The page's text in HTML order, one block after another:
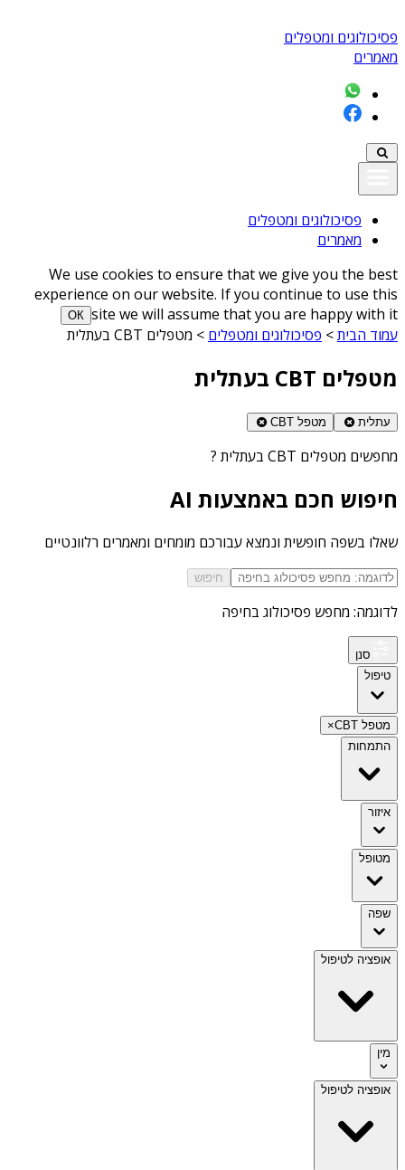
פסיכולוגים ומטפלים
מאמרים
פסיכולוגים ומטפלים
מאמרים
We use cookies to ensure that we give you the best
experience on our website. If you continue to use this
site we will assume that you are happy with it
ОК
עמוד הבית> פסיכולוגים ומטפלים > מטפלים CBT בעתלית
מטפלים CBT בעתלית
עתלית מטפל CBT
מחפשים מטפלים CBT בעתלית ?
חיפוש חכם באמצעות AI
שאלו בשפה חופשית ונמצא עבורכם מומחים ומאמרים רלוונטיים
חיפוש
לדוגמה: מחפש פסיכולוג בחיפה
סנן
טיפול
מטפל CBT
×
התמחות
איזור
מטופל
שפה
אופציה לטיפול
מין
אופציה לטיפול